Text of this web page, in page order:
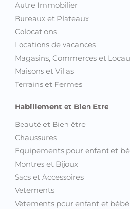
Autre Immobilier
Bureaux et Plateaux
Colocations
Locations de vacances
Magasins, Commerces et
Maisons et Villas
Terrains et Fermes
Habillement et Bien Etre
Beauté et Bien être
Chaussures
Equipements pour enfant et
Montres et Bijoux
Sacs et Accessoires
Vêtements
Vêtements pour enfant et bébé